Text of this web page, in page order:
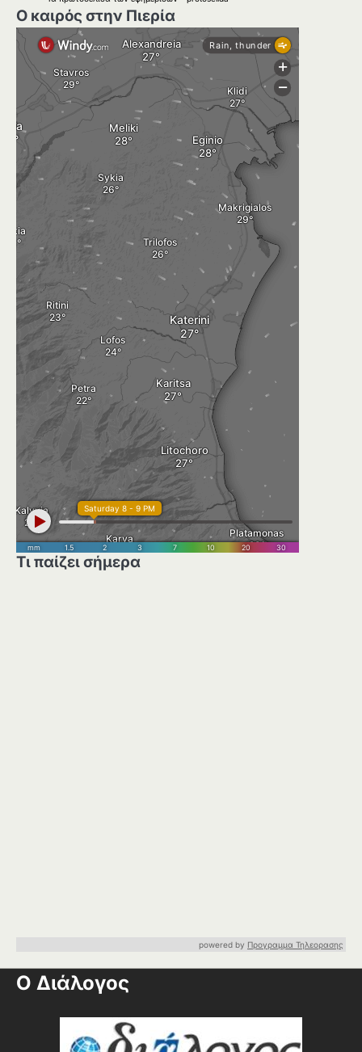
Ο καιρός στην Πιερία
Τι παίζει σήμερα
powered by Προγραμμα Τηλεορασης
Ο Διάλογος